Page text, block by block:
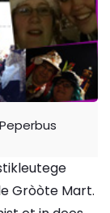
Gròòte Mart.